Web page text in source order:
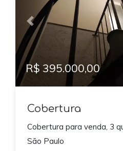
Previous
R$ 395.000,00
Cobertura
Cobertura para venda, 3
São Paulo